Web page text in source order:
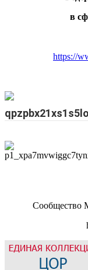
в
https://
Сообщество